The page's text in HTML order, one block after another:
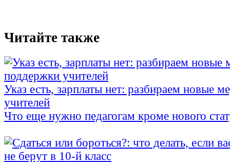
Читайте также
Указ есть, зарплаты нет: разбираем новые
учителей
Что еще нужно педагогам кроме нового